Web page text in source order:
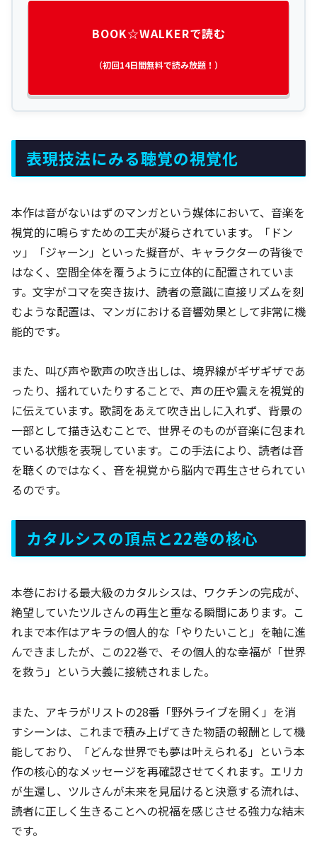
BOOK☆WALKERで読む
（初回14日間無料で読み放題！）
表現技法にみる聴覚の視覚化
本作は音がないはずのマンガという媒体において、音楽を
視覚的に鳴らすための工夫が凝らされています。「ドン
ッ」「ジャーン」といった擬音が、キャラクターの背後で
はなく、空間全体を覆うように立体的に配置されていま
す。文字がコマを突き抜け、読者の意識に直接リズムを刻
むような配置は、マンガにおける音響効果として非常に機
能的です。
また、叫び声や歌声の吹き出しは、境界線がギザギザであ
ったり、揺れていたりすることで、声の圧や震えを視覚的
に伝えています。歌詞をあえて吹き出しに入れず、背景の
一部として描き込むことで、世界そのものが音楽に包まれ
ている状態を表現しています。この手法により、読者は音
を聴くのではなく、音を視覚から脳内で再生させられてい
るのです。
カタルシスの頂点と22巻の核心
本巻における最大級のカタルシスは、ワクチンの完成が、
絶望していたツルさんの再生と重なる瞬間にあります。こ
れまで本作はアキラの個人的な「やりたいこと」を軸に進
んできましたが、この22巻で、その個人的な幸福が「世界
を救う」という大義に接続されました。
また、アキラがリストの28番「野外ライブを開く」を消
すシーンは、これまで積み上げてきた物語の報酬として機
能しており、「どんな世界でも夢は叶えられる」という本
作の核心的なメッセージを再確認させてくれます。エリカ
が生還し、ツルさんが未来を見届けると決意する流れは、
読者に正しく生きることへの祝福を感じさせる強力な結末
です。